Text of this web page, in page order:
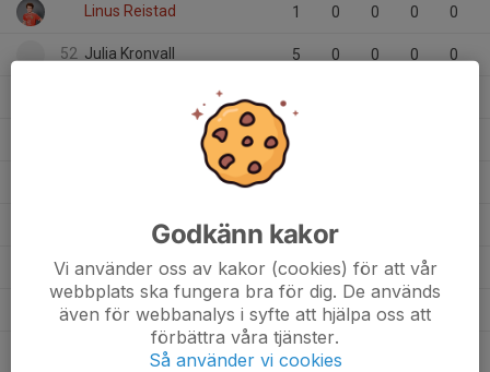
Linus Reistad 1 0 0 0 0
52 Julia Kronvall 5 0 0 0 0
Hugo Bramwall Morero 1 0
Filip Andrén 1 0 0 0
Daniel Wiberg 6 0 0 0
Benjamin Blomster
Godkänn kakor
Vi använder oss av kakor (cookies) för att vår
webbplats ska fungera bra för dig. De används
även för webbanalys i syfte att hjälpa oss att
förbättra våra tjänster.
Så använder vi cookies